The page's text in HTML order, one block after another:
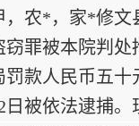
农*，家*修文
窃罪被本院判
款人民币五十
被依法逮捕。